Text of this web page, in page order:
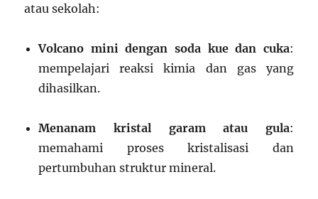
atau sekolah:
Volcano mini dengan soda kue dan cuka:
mempelajari reaksi kimia dan gas yang
dihasilkan.
Menanam kristal garam atau gula:
memahami proses kristalisasi dan
pertumbuhan struktur mineral.